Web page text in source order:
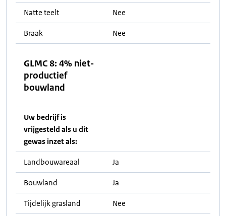
Natte teelt Nee
Braak Nee
GLMC 8: 4% niet-
productief
bouwland
Uw bedrijf is
vrijgesteld als u dit
gewas inzet als:
Landbouwareaal Ja
Bouwland Ja
Tijdelijk grasland Nee